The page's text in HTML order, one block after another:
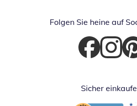
Folgen Sie heine auf
Öffnet in neuem
Öffnet in
Sicher